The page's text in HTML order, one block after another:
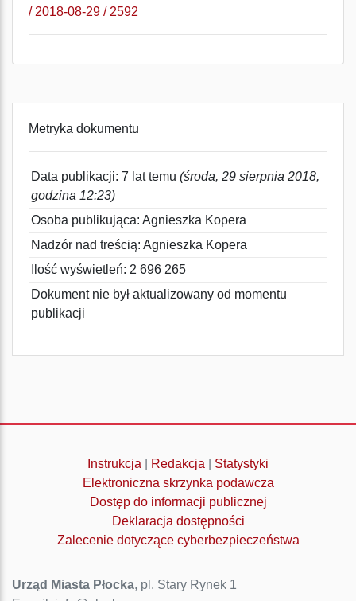
/ 2018-08-29 / 2592
Metryka dokumentu
Data publikacji: 7 lat temu (środa, 29 sierpnia 2018,
godzina 12:23)
Osoba publikująca: Agnieszka Kopera
Nadzór nad treścią: Agnieszka Kopera
Ilość wyświetleń: 2 696 265
Dokument nie był aktualizowany od momentu
publikacji
Instrukcja Redakcja
Statystyki
Elektroniczna skrzynka podawcza
Dostęp do informacji publicznej
Deklaracja dostępności
Zalecenie dotyczące cyberbezpieczeństwa
Urząd Miasta Płocka, pl. Stary Rynek 1